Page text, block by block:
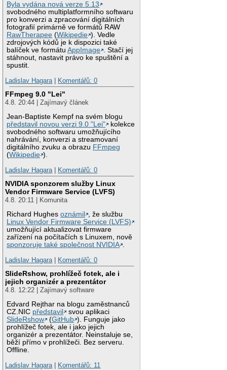
Byla vydána nová verze 5.13
svobodného multiplatformního softwaru
pro konverzi a zpracování digitálních
fotografií primárně ve formátů RAW
RawTherapee (Wikipedie ). Vedle
zdrojových kódů je k dispozici také
balíček ve formátuAppImage . Stačí jej
stáhnout, nastavit právo ke spuštění a
spustit.
Ladislav Hagara| Komentářů: 0
FFmpeg 9.0 "Lei"
4.8. 20:44 | Zajímavý článek
Jean-Baptiste Kempf na svém blogu
představil novou verzi 9.0 "Lei"
kolekce
svobodného softwaru umožňujícího
nahrávání, konverzi a streamovaní
digitálního zvuku a obrazu FFmpeg
(Wikipedie ).
Ladislav Hagara| Komentářů: 0
NVIDIA sponzorem služby Linux
Vendor Firmware Service (LVFS)
4.8. 20:11 | Komunita
Richard Hughesoznámil
, že službu
Linux Vendor Firmware Service (LVFS)
umožňující aktualizovat firmware
zařízení na počítačích s Linuxem, nově
sponzoruje také společnost NVIDIA .
Ladislav Hagara| Komentářů: 0
SlideRshow, prohlížeč fotek, ale i
jejich organizér a prezentátor
4.8. 12:22 | Zajímavý software
Edvard Rejthar na blogu zaměstnanců
CZ.NIC představil
svou aplikaci
SlideRshow
(GitHub ). Funguje jako
prohlížeč fotek, ale i jako jejich
organizér a prezentátor. Neinstaluje se,
běží přímo v prohlížeči. Bez serveru.
Offline.
Ladislav Hagara| Komentářů: 11